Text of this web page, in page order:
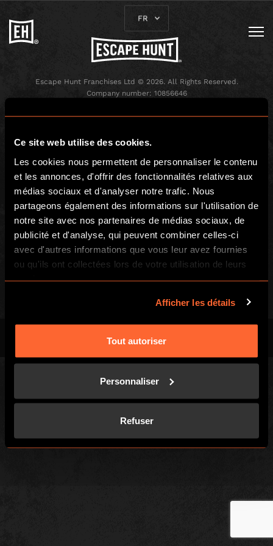
Ce site web utilise des cookies.
Les cookies nous permettent de personnaliser le contenu
et les annonces, d'offrir des fonctionnalités relatives aux
médias sociaux et d'analyser notre trafic. Nous
partageons également des informations sur l'utilisation de
notre site avec nos partenaires de médias sociaux, de
publicité et d'analyse, qui peuvent combiner celles-ci
avec d'autres informations que vous leur avez fournies
ou qu'ils ont collectées lors de votre utilisation de leurs
services.
Afficher les détails
Tout autoriser
Personnaliser
Refuser
FR
Escape Hunt Franchises Ltd © 2026. All Rights Reserved.
Company number: 10856646
Level, London, W1D 1BS
LOCAL
Offrir une partie
Blog
Presse
Politique de
confidentialité
Offres Entreprise
Escape Game Mobile